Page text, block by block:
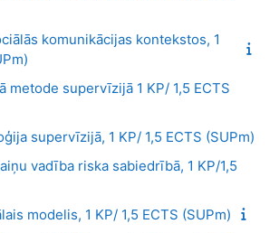
komunikācijas kontekstos, 1
metode supervīzijā 1 KP/ 1,5 ECTS
supervīzijā, 1 KP/ 1,5 ECTS (SUPm)
vadība riska sabiedrībā, 1 KP/1,5
modelis, 1 KP/ 1,5 ECTS (SUPm)